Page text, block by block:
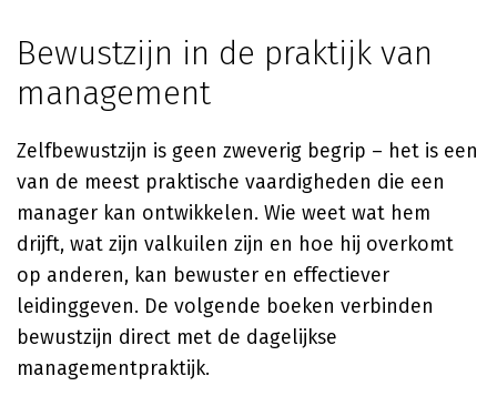
Bewustzijn in de praktijk van
management
Zelfbewustzijn is geen zweverig begrip – het is een
van de meest praktische vaardigheden die een
manager kan ontwikkelen. Wie weet wat hem
drijft, wat zijn valkuilen zijn en hoe hij overkomt
op anderen, kan bewuster en effectiever
leidinggeven. De volgende boeken verbinden
bewustzijn direct met de dagelijkse
managementpraktijk.